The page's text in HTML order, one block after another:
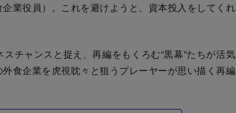
業役員）。これを避けようと、資本投入をしてくれ
チャンスと捉え、再編をもくろむ“黒幕”たちが活気
食企業を虎視眈々と狙うプレーヤーが思い描く再編